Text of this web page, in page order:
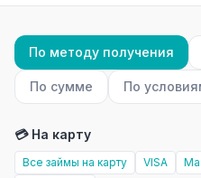
По методу получения
По сумме По
💳 На карту
Все займы на карту VISA